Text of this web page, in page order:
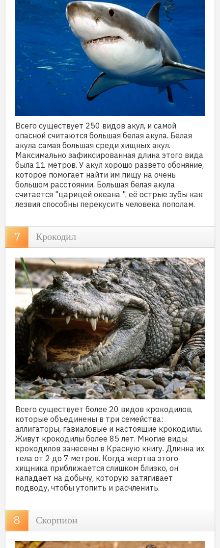
Всего существует 250 видов акул, и самой
опасной считаются большая белая акула. Белая
акула самая большая среди хищных акул.
Максимально зафиксированная длина этого вида
была 11 метров. У акул хорошо развето обоняние,
которое помогает найти им пищу на очень
большом расстоянии. Большая белая акула
считается "царицей океана ", её острые зубы как
лезвия способны перекусить человека пополам.
Крокодил
Всего существует более 20 видов крокодилов,
которые объединены в три семейства:
аллигаторы, гавиаловые и настоящие крокодилы.
Живут крокодилы более 85 лет. Многие виды
крокодилов занесены в Красную книгу. Длинна их
тела от 2 до 7 метров. Когда жертва этого
хищника приближается слишком близко, он
нападает на добычу, которую затягивает
подводу, чтобы утопить и расчленить.
Скорпион